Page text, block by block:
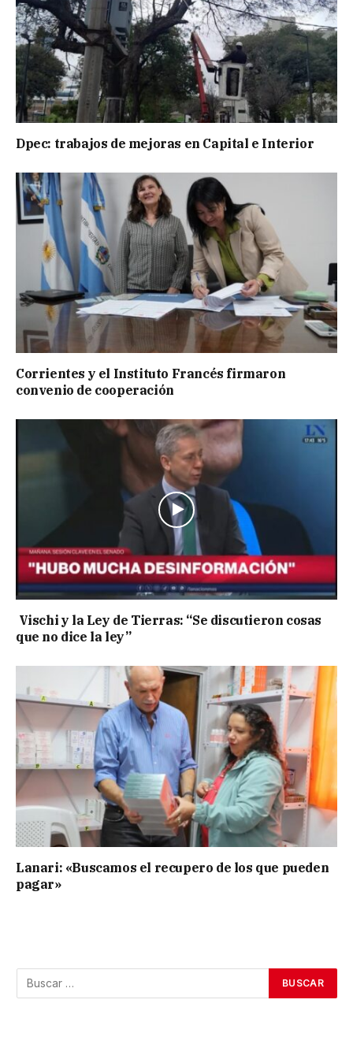
Dpec: trabajos de mejoras en Capital e Interior
Corrientes y el Instituto Francés firmaron
convenio de cooperación
Vischi y la Ley de Tierras: “Se discutieron cosas
que no dice la ley”
Lanari: «Buscamos el recupero de los que pueden
pagar»